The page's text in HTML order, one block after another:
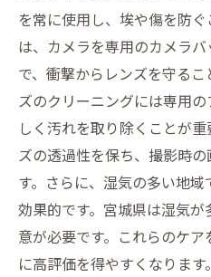
を常に使用し、埃や傷を防
は、カメラを専用のカメラ
で、衝撃からレンズを守る
ズのクリーニングには専用
しく汚れを取り除くことが
ズの透過性を保ち、撮影時
す。さらに、湿気の多い地
効果的です。宮城県は湿気
意が必要です。これらのケ
に高評価を得やすくなります。